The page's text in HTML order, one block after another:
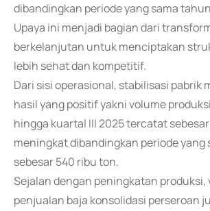
dibandingkan periode yang sama
Upaya ini menjadi bagian dari
berkelanjutan untuk menciptakan
lebih sehat dan kompetitif.
Dari sisi operasional, stabilisasi pabrik
hasil yang positif yakni volume
hingga kuartal III 2025 tercatat
meningkat dibandingkan periode yang
sebesar 540 ribu ton.
Sejalan dengan peningkatan produksi,
penjualan baja konsolidasi perseroan